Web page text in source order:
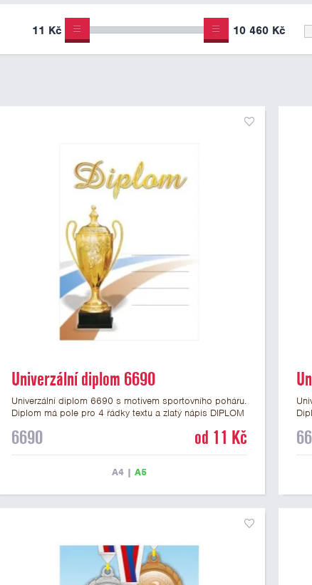
11 Kč 10 460 Kč
Univerzální diplom 6690
Univerzální diplom 6690 s motivem sportovního poháru.
Diplom má pole pro 4 řádky textu a zlatý nápis DIPLOM
máme ve formátu A4 a A5. Tento diplom je vhodný pro
motivem poháru má gramáž 250 g/m2.
6690 od 11 Kč
A4| A5